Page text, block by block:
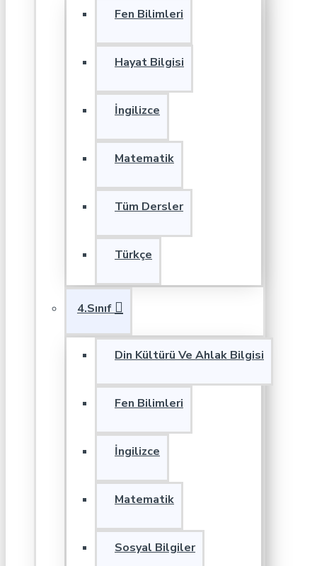
Fen Bilimleri
Hayat Bilgisi
İngilizce
Matematik
Tüm Dersler
Türkçe
4.Sınıf
Din Kültürü Ve Ahlak Bilgisi
Fen Bilimleri
İngilizce
Matematik
Sosyal Bilgiler